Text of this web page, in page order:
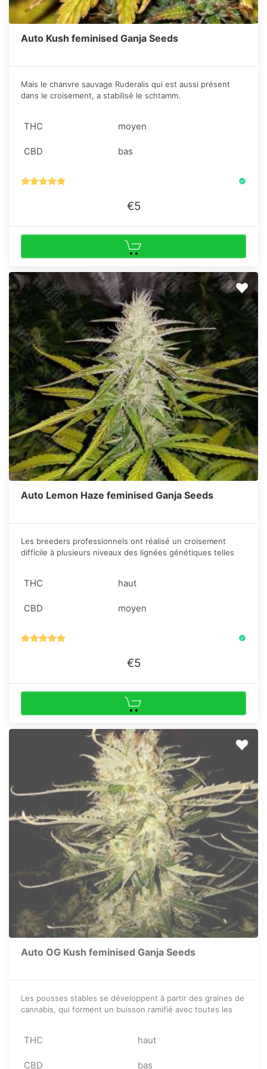
Auto Kush feminised Ganja Seeds
Mais le chanvre sauvage Ruderalis qui est aussi présent
dans le croisement, a stabilisé le schtamm.
THC moyen
CBD bas
€5
Auto Lemon Haze feminised Ganja Seeds
Les breeders professionnels ont réalisé un croisement
difficile à plusieurs niveaux des lignées génétiques telles
THC haut
CBD moyen
€5
Auto OG Kush feminised Ganja Seeds
Les pousses stables se développent à partir des graines de
cannabis, qui forment un buisson ramifié avec toutes les
THC haut
CBD bas